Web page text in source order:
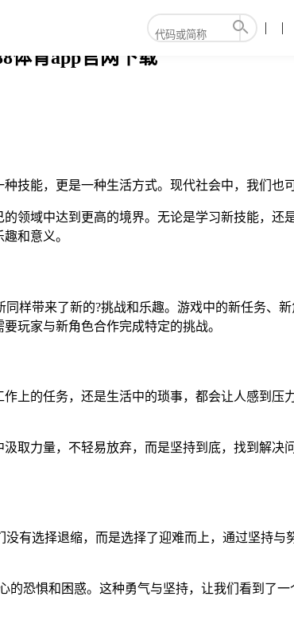
体育app官网下载
技能，更是一种生活方式。现代社会中，我们也
领域中达到更高的境界。无论是学习新技能，
和意义。
样带来了新的?挑战和乐趣。游戏中的新任务、
玩家与新角色合作完成特定的挑战。
上的任务，还是生活中的琐事，都会让人感到
取力量，不轻易放弃，而是坚持到底，找到解决
有选择退缩，而是选择了迎难而上，通过坚持
恐惧和困惑。这种勇气与坚持，让我们看到了一